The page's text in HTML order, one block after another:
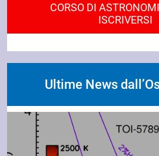
CORSO DI
ISCRIVERSI
Ultime News